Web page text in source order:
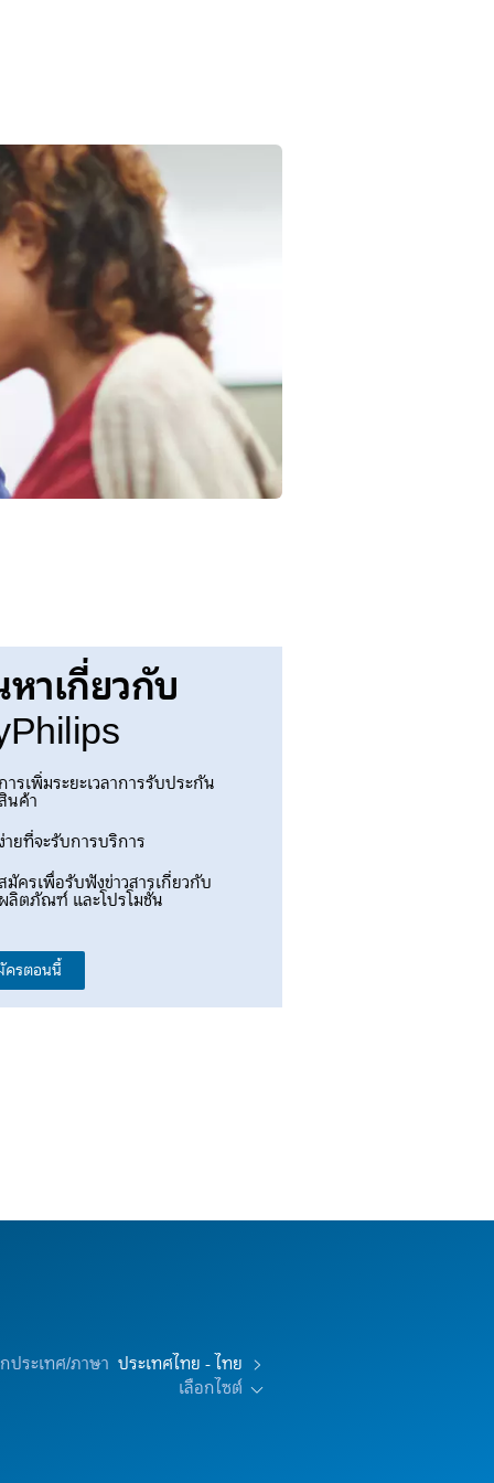
าเกี่ยวกับ
ารเพิ่มระยะเวลาการรับประกัน
นค้า
ายที่จะรับการบริการ
มัครเพื่อรับฟังข่าวสารเกี่ยวกับ
ลิตภัณฑ์ และโปรโมชั่น
ครตอนนี้
ประเทศ/ภาษา ประเทศไทย - ไทย
เลือกไซต์